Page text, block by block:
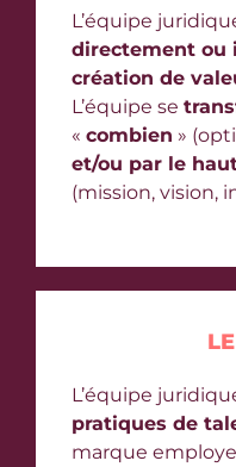
L’équipe
directement ou
création de
L’équipe se
« combien »
et/ou par le
(mission, vision,
L’équipe
pratiques de
marque